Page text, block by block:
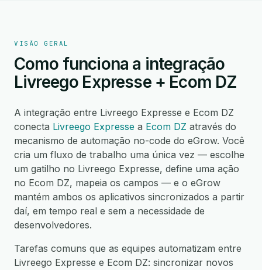
VISÃO GERAL
Como funciona a integração
Livreego Expresse + Ecom DZ
A integração entre Livreego Expresse e Ecom DZ
conecta Livreego Expresse a Ecom DZ através do
mecanismo de automação no-code do eGrow. Você
cria um fluxo de trabalho uma única vez — escolhe
um gatilho no Livreego Expresse, define uma ação
no Ecom DZ, mapeia os campos — e o eGrow
mantém ambos os aplicativos sincronizados a partir
daí, em tempo real e sem a necessidade de
desenvolvedores.
Tarefas comuns que as equipes automatizam entre
Livreego Expresse e Ecom DZ: sincronizar novos